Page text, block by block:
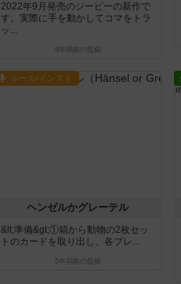
2022年9月発売のジーピーの新作で
す。実際に手を動かしてコマをトラ
ッ...
4年弱前 の投稿
ルール/インスト
ヘンゼルかグレーテル
&lt;準備&gt;①箱から動物の2枚セッ
トのカードを取り出し、各プレ...
5年弱前 の投稿